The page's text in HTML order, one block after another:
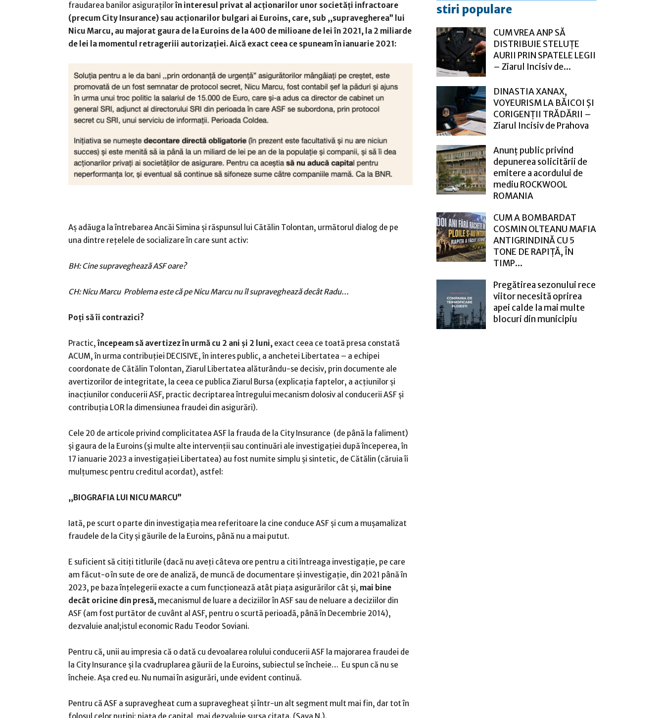
fraudarea banilor asigurațilorîn interesul privat al acționarilor unor societăți infractoare
(precum City Insurance) sau acționarilor bulgari ai Euroins, care, sub ,,supravegherea” lui
Nicu Marcu, au majorat gaura de la Euroins de la 400 de milioane de lei în 2021, la 2 miliarde
de lei la momentul retrageriii autorizației. Aică exact ceea ce spuneam în ianuarie 2021:
Aș adăuga la întrebarea Ancăi Simina și răspunsul lui Cătălin Tolontan, următorul dialog de pe
una dintre rețelele de socializare în care sunt activ:
BH: Cine supraveghează ASF oare?
CH: Nicu Marcu Problema este că pe Nicu Marcu nu îl supraveghează decât Radu…
Poți să îi contrazici?
Practic,începeam să avertizez în urmă cu 2 ani și 2 luni, exact ceea ce toată presa constată
ACUM, în urma contribuției DECISIVE, în interes public, a anchetei Libertatea – a echipei
coordonate de Cătălin Tolontan, Ziarul Libertatea alăturându-se decisiv, prin documente ale
avertizorilor de integritate, la ceea ce publica Ziarul Bursa (explicația faptelor, a acțiunilor și
inacțiunilor conducerii ASF, practic decriptarea întregului mecanism dolosiv al conducerii ASF și
contribuția LOR la dimensiunea fraudei din asigurări).
Cele 20 de articole privind complicitatea ASF la frauda de la City Insurance (de până la faliment)
și gaura de la Euroins (și multe alte intervenții sau continuări ale investigației după începerea, în
17 ianuarie 2023 a investigației Libertatea) au fost numite simplu și sintetic, de Cătălin (căruia îi
mulțumesc pentru creditul acordat), astfel:
,,BIOGRAFIA LUI NICU MARCU”
Iată, pe scurt o parte din investigația mea referitoare la cine conduce ASF și cum a mușamalizat
fraudele de la City și găurile de la Euroins, până nu a mai putut.
E suficient să citiți titlurile (dacă nu aveți câteva ore pentru a citi întreaga investigație, pe care
am făcut-o în sute de ore de analiză, de muncă de documentare și investigație, din 2021 până în
2023, pe baza înțelegerii exacte a cum funcționează atât piața asigurărilor cât și, mai bine
decât oricine din presă, mecanismul de luare a deciziilor în ASF sau de neluare a deciziilor din
ASF (am fost purtător de cuvânt al ASF, pentru o scurtă perioadă, până în Decembrie 2014),
dezvaluie anal;istul economic Radu Teodor Soviani.
Pentru că, unii au impresia că o dată cu devoalarea rolului conducerii ASF la majorarea fraudei de
la City Insurance și la cvadruplarea găurii de la Euroins, subiectul se încheie… Eu spun că nu se
încheie. Așa cred eu. Nu numai în asigurări, unde evident continuă.
Pentru că ASF a supravegheat cum a supravegheat și într-un alt segment mult mai fin, dar tot în
stiri populare
CUM VREA ANP SĂ
DISTRIBUIE STELUȚE
AURII PRIN SPATELE LEGII
– Ziarul Incisiv de...
DINASTIA XANAX,
VOYEURISM LA BĂICOI ȘI
CORIGENȚII TRĂDĂRII –
Ziarul Incisiv de Prahova
Anunț public privind
depunerea solicitării de
emitere a acordului de
mediu ROCKWOOL
ROMANIA
CUM A BOMBARDAT
COSMIN OLTEANU MAFIA
ANTIGRINDINĂ CU 5
TONE DE RAPIȚĂ, ÎN
TIMP...
Pregătirea sezonului rece
viitor necesită oprirea
apei calde la mai multe
blocuri din municipiu